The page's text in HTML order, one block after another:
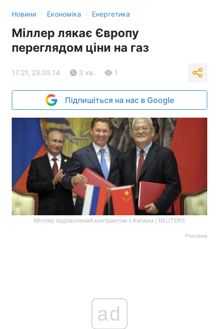
Новини › Економіка › Енергетика
Міллер лякає Європу
переглядом ціни на газ
17:21, 23.05.14 3 хв. 1
Підпишіться на нас в Google
Міллер задоволений контрактом з Китаєм / REUTERS
Реклама
ad